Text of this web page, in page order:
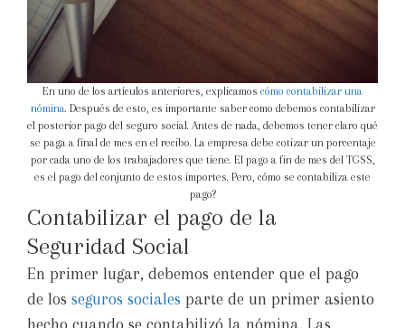
En uno de los artículos anteriores, explicamos cómo contabilizar una
nómina. Después de esto, es importante saber como debemos contabilizar
el posterior pago del seguro social. Antes de nada, debemos tener claro qué
se paga a final de mes en el recibo. La empresa debe cotizar un porcentaje
por cada uno de los trabajadores que tiene. El pago a fin de mes del TGSS,
es el pago del conjunto de estos importes. Pero, cómo se contabiliza este
pago?
Contabilizar el pago de la
Seguridad Social
En primer lugar, debemos entender que el pago
de los seguros sociales parte de un primer asiento
hecho cuando se contabilizó la nómina. Las